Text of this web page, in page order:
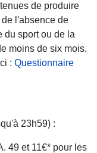
de produire
l'absence de
du sport ou de la
moins de six mois.
: Questionnaire
23h59) :
49 et 11€* pour les